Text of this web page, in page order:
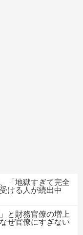
「地獄すぎて完全
ける人が続出中
と財務官僚の増上
ぜ官僚にすぎない